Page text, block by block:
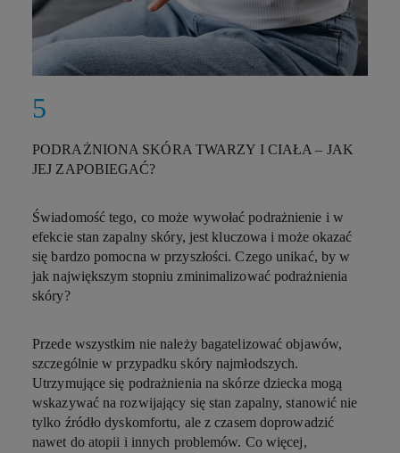
PODRAŻNIONA SKÓRA TWARZY I CIAŁA – JAK
JEJ ZAPOBIEGAĆ?
Świadomość tego, co może wywołać podrażnienie i w
efekcie stan zapalny skóry, jest kluczowa i może okazać
się bardzo pomocna w przyszłości. Czego unikać, by w
jak największym stopniu zminimalizować podrażnienia
skóry?
Przede wszystkim nie należy bagatelizować objawów,
szczególnie w przypadku skóry najmłodszych.
Utrzymujące się podrażnienia na skórze dziecka mogą
wskazywać na rozwijający się stan zapalny, stanowić nie
tylko źródło dyskomfortu, ale z czasem doprowadzić
nawet do atopii i innych problemów. Co więcej,